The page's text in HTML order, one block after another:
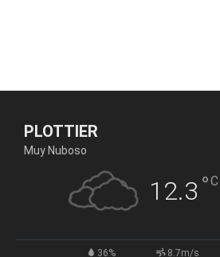
PLOTTIER
Muy Nuboso
12.3 °C
36% 8.7m/s